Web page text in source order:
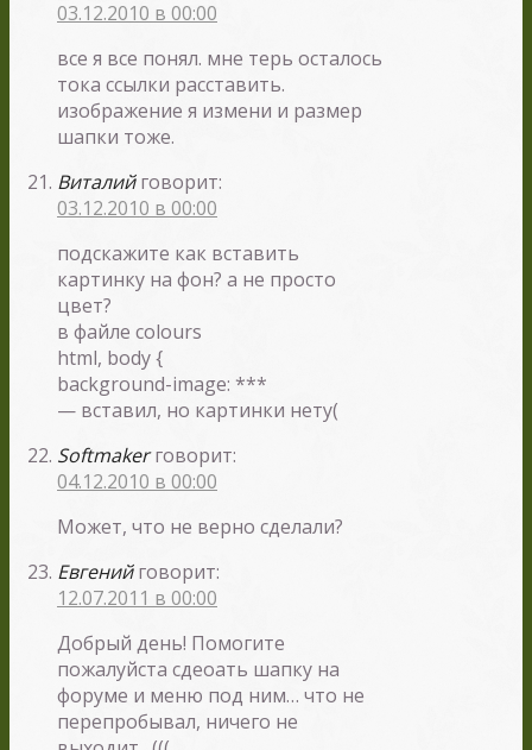
03.12.2010 в 00:00
все я все понял. мне терь осталось
тока ссылки расставить.
изображение я измени и размер
шапки тоже.
Виталий говорит:
03.12.2010 в 00:00
подскажите как вставить
картинку на фон? а не просто
цвет?
в файле colours
html, body {
background-image: ***
— вставил, но картинки нету(
Softmaker говорит:
04.12.2010 в 00:00
Может, что не верно сделали?
Евгений говорит:
12.07.2011 в 00:00
Добрый день! Помогите
пожалуйста сдеоать шапку на
форуме и меню под ним… что не
перепробывал, ничего не